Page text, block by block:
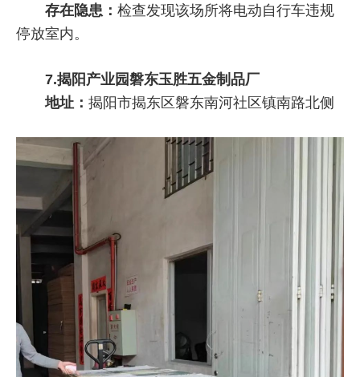
存在隐患： 检查发现该场所将电动自行车违规
停放室内。
7.揭阳产业园磐东玉胜五金制品厂
地址： 揭阳市揭东区磐东南河社区镇南路北侧